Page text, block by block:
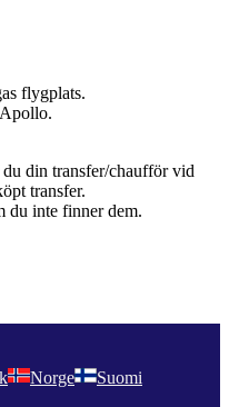
flygplats.
din transfer/chaufför vid
transfer.
du inte finner dem.
Norge Suomi